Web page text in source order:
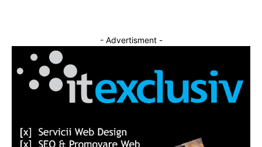
- Advertisment -